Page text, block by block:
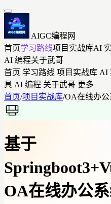
AIGC编程网
首页学习路线项目实战库AI
AI 编程关于武哥
首页 学习路线 项目实战库 AI
具 AI 编程 关于武哥 更多
首页/项目实战库/OA在线办公
基于
OA在线办公